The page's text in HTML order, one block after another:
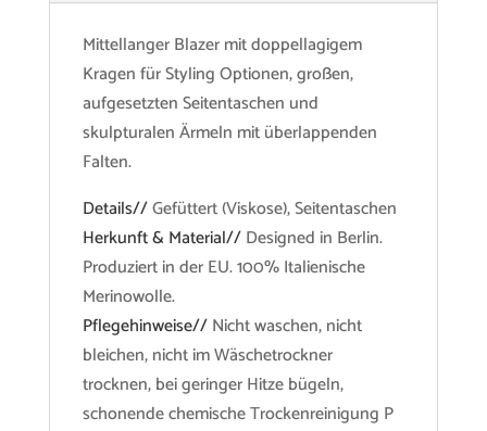
Mittellanger Blazer mit doppellagigem
Kragen für Styling Optionen, großen,
aufgesetzten Seitentaschen und
skulpturalen Ärmeln mit überlappenden
Falten.
Details//Gefüttert (Viskose), Seitentaschen
Herkunft & Material//Designed in Berlin.
Produziert in der EU. 100% Italienische
Merinowolle.
Pflegehinweise//Nicht waschen, nicht
bleichen, nicht im Wäschetrockner
trocknen, bei geringer Hitze bügeln,
schonende chemische Trockenreinigung P